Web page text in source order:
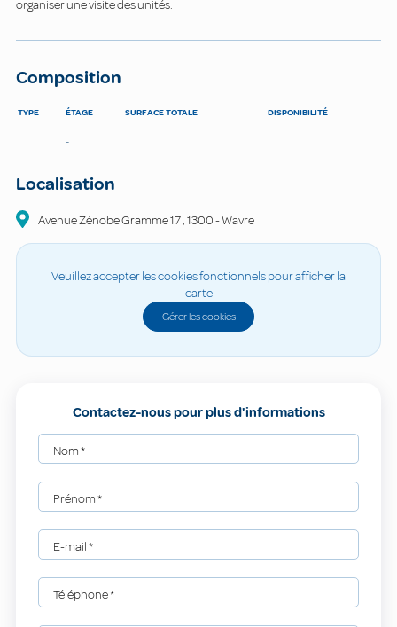
organiser une visite des unités.
Composition
TYPE ÉTAGE SURFACE TOTALE DISPONIBILITÉ
-
Localisation
Avenue Zénobe Gramme17,1300-Wavre
Veuillez accepter les cookies fonctionnels pour afficher la
carte
Gérer les cookies
Contactez-nous pour plus d'informations
Nom*
Prénom*
E-mail*
Téléphone*